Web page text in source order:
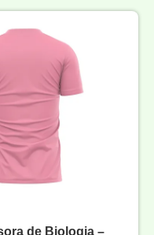
de Biologia –